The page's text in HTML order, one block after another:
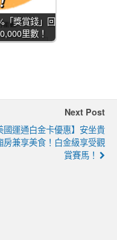
「獎賞錢」回
里數！
Next Post
國運通白金卡優惠】安坐貴
房兼享美食！白金級享受觀
賞賽馬！